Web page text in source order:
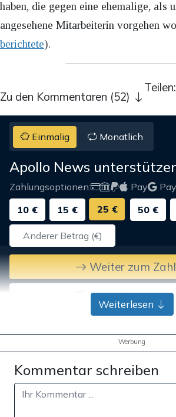
haben, die gegen eine ehemalige, als
angesehene Mitarbeiterin vorgehen
berichtete).
Teilen:
Zu den Kommentaren (52)
Einmalig Monatlich
Apollo News
Zahlungsoptionen: Pay
Pay
10 €
15 € 25 € 50 €
Weiter zum
Bank-
Weiterlesen
Werbung
Kommentar schreiben